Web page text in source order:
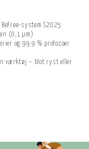
system S2025
(0,1 µm)
og 99,9 % protozoer
værktøj – blot ryst eller